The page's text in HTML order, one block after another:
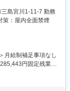
国の皆さまに大王
1999年に創業。愛
製紙、パートナー
拠点を保有してい
ることに強みをも
紙メーカーから仕入
レットペーパーな
、紙卸売会社、大
だきます。紙を仕
加工製品）の企
下の業務となりま
ート品の受注及び
島宮川1-11-7 勤務
策：屋内全面禁煙
月給制補足事項なし
円固定残業手